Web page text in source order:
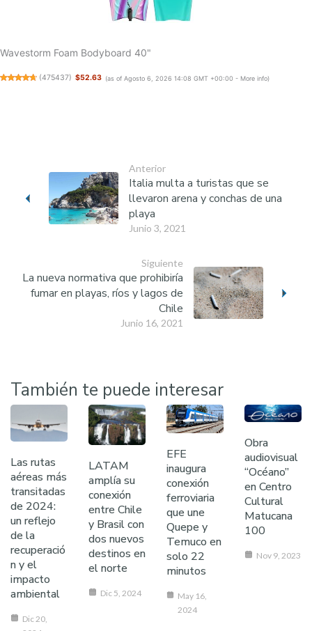
Wavestorm Foam Bodyboard 40"
(475437) $52.63 (as of Agosto 6, 2026 14:08 GMT +00:00 - More info)
Anterior
Junio 3, 2021
Italia multa a turistas que se
llevaron arena y conchas de una
playa
Siguiente
Junio 16, 2021
La nueva normativa que prohibiría
fumar en playas, ríos y lagos de
Chile
También te puede interesar
Las rutas
aéreas más
transitadas
de 2024:
un reflejo
de la
recuperació
n y el
impacto
ambiental
Dic 20,
LATAM
amplía su
conexión
entre Chile
y Brasil con
dos nuevos
destinos en
el norte
Dic 5, 2024
EFE
inaugura
conexión
ferroviaria
que une
Quepe y
Temuco en
solo 22
minutos
May 16,
2024
Obra
audiovisual
“Océano”
en Centro
Cultural
Matucana
100
Nov 9, 2023